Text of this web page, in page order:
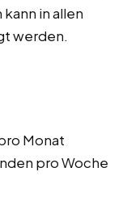
in allen
werden.
Monat
pro Woche